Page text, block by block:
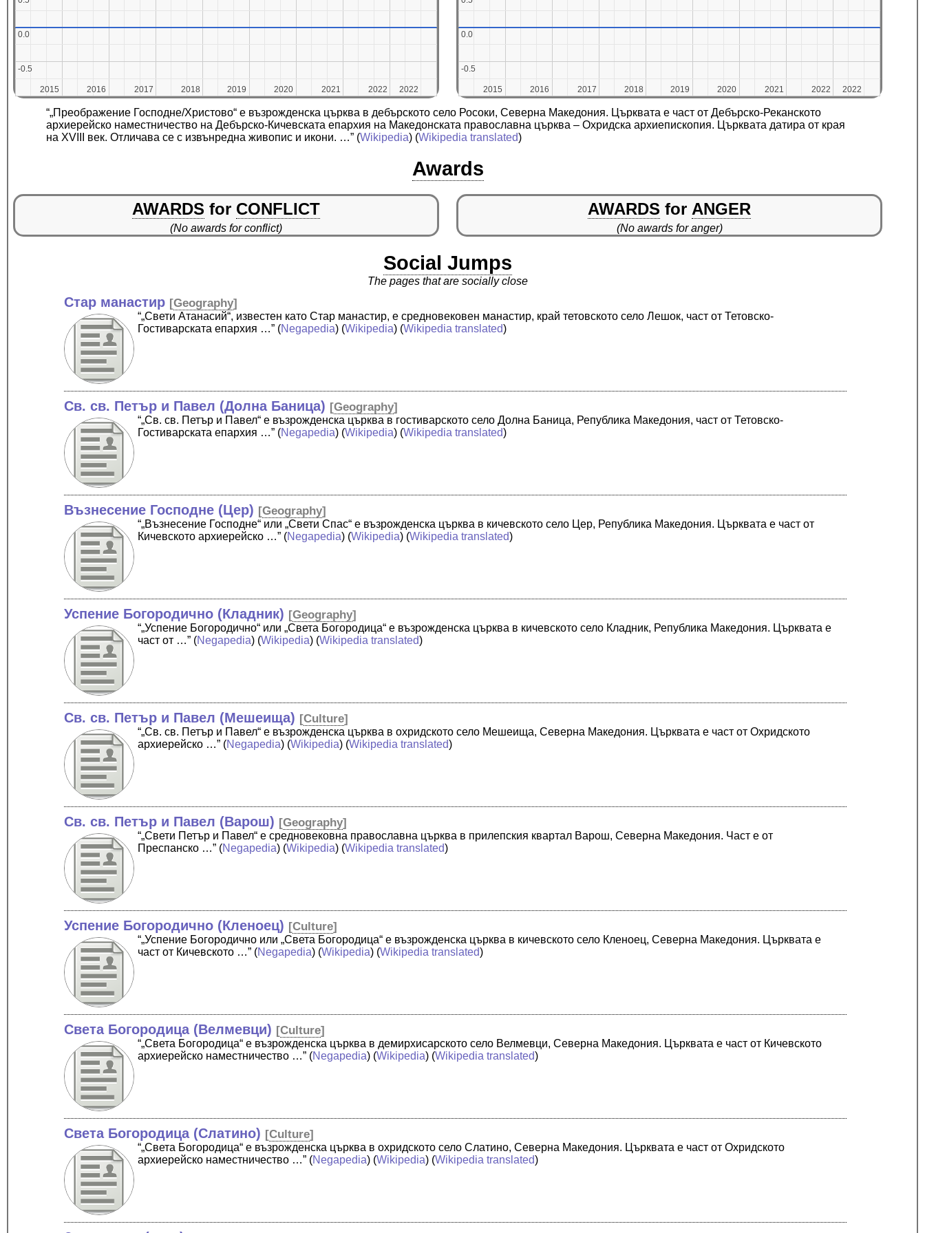
2015
2015 2016
2016 2017
2017 2018
2018 2019
2019 2020
2020 2021
2021 2022
2022 2022
2022
-0.5
-0.5
0.0
0.0
2015
2015 2016
2016 2017
2017 2018
2018 2019
2019 2020
2020 2021
2021 2022
2022 2022
2022
-0.5
-0.5
0.0
0.0
“„Преображение Господне/Христово“ е възрожденска църква в дебърското село Росоки, Северна Македония. Църквата е част от Дебърско-Реканското
архиерейско наместничество на Дебърско-Кичевската епархия на Македонската православна църква – Охридска архиепископия. Църквата датира от края
на XVIII век. Отличава се с извънредна живопис и икони. …” (Wikipedia) (Wikipedia translated)
Awards
AWARDS for CONFLICT
(No awards for conflict)
AWARDS for ANGER
(No awards for anger)
Social Jumps
The pages that are socially close
Стар манастир [Geography]
“„Свети Атанасий“, известен като Стар манастир, е средновековен манастир, край тетовското село Лешок, част от Тетовско-
Гостиварската епархия …” (Negapedia) (Wikipedia) (Wikipedia translated)
Св. св. Петър и Павел (Долна Баница) [Geography]
“„Св. св. Петър и Павел“ е възрожденска църква в гостиварското село Долна Баница, Република Македония, част от Тетовско-
Гостиварската епархия …” (Negapedia) (Wikipedia) (Wikipedia translated)
Възнесение Господне (Цер) [Geography]
“„Възнесение Господне“ или „Свети Спас“ е възрожденска църква в кичевското село Цер, Република Македония. Църквата е част от
Кичевското архиерейско …” (Negapedia) (Wikipedia) (Wikipedia translated)
Успение Богородично (Кладник) [Geography]
“„Успение Богородично“ или „Света Богородица“ е възрожденска църква в кичевското село Кладник, Република Македония. Църквата е
част от …” (Negapedia) (Wikipedia) (Wikipedia translated)
Св. св. Петър и Павел (Мешеища) [Culture]
“„Св. св. Петър и Павел“ е възрожденска църква в охридското село Мешеища, Северна Македония. Църквата е част от Охридското
архиерейско …” (Negapedia) (Wikipedia) (Wikipedia translated)
Св. св. Петър и Павел (Варош) [Geography]
“„Свети Петър и Павел“ е средновековна православна църква в прилепския квартал Варош, Северна Македония. Част е от
Преспанско …” (Negapedia) (Wikipedia) (Wikipedia translated)
Успение Богородично (Кленоец) [Culture]
“„Успение Богородично или „Света Богородица“ е възрожденска църква в кичевското село Кленоец, Северна Македония. Църквата е
част от Кичевското …” (Negapedia) (Wikipedia) (Wikipedia translated)
Света Богородица (Велмевци) [Culture]
“„Света Богородица“ е възрожденска църква в демирхисарското село Велмевци, Северна Македония. Църквата е част от Кичевското
архиерейско наместничество …” (Negapedia) (Wikipedia) (Wikipedia translated)
Света Богородица (Слатино) [Culture]
“„Света Богородица“ е възрожденска църква в охридското село Слатино, Северна Македония. Църквата е част от Охридското
архиерейско наместничество …” (Negapedia) (Wikipedia) (Wikipedia translated)